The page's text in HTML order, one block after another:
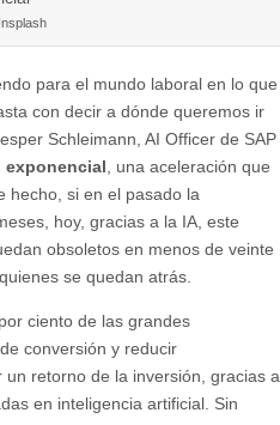
para el mundo laboral en lo que
con decir a dónde queremos ir
Schleimann, AI Officer de SAP
exponencial , una aceleración que
hecho, si en el pasado la
hoy, gracias a la IA, este
obsoletos en menos de veinte
se quedan atrás.
ciento de las grandes
conversión y reducir
retorno de la inversión, gracias a
en inteligencia artificial. Sin